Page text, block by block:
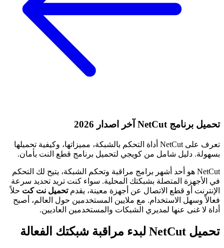
تحميل برنامج NetCut آخر اصدار 2026
تعرف على NetCut أداة التحكم بالشبكة، مميزاتها، وكيفية تحميلها
بسهولة. دليل شامل من كويجي لتحميل برنامج قطع النت بأمان.
NetCut هو أحد أشهر برامج مراقبة وتحكم الشبكة، يتيح لك التحكم
في الأجهزة المتصلة بشبكتك المحلية. سواء كنت تريد تحديد سرعة
الإنترنت أو قطع الاتصال عن أجهزة معينة، يقدمتحميل نت كت حلاً
فعالاً وسهل الاستخدام. مع ملايين المستخدمين حول العالم، أصبح
أداة لا غنى عنها لمديري الشبكات والمستخدمين العاديين.
تحميل NetCut لبدء مراقبة شبكتك الفعالة